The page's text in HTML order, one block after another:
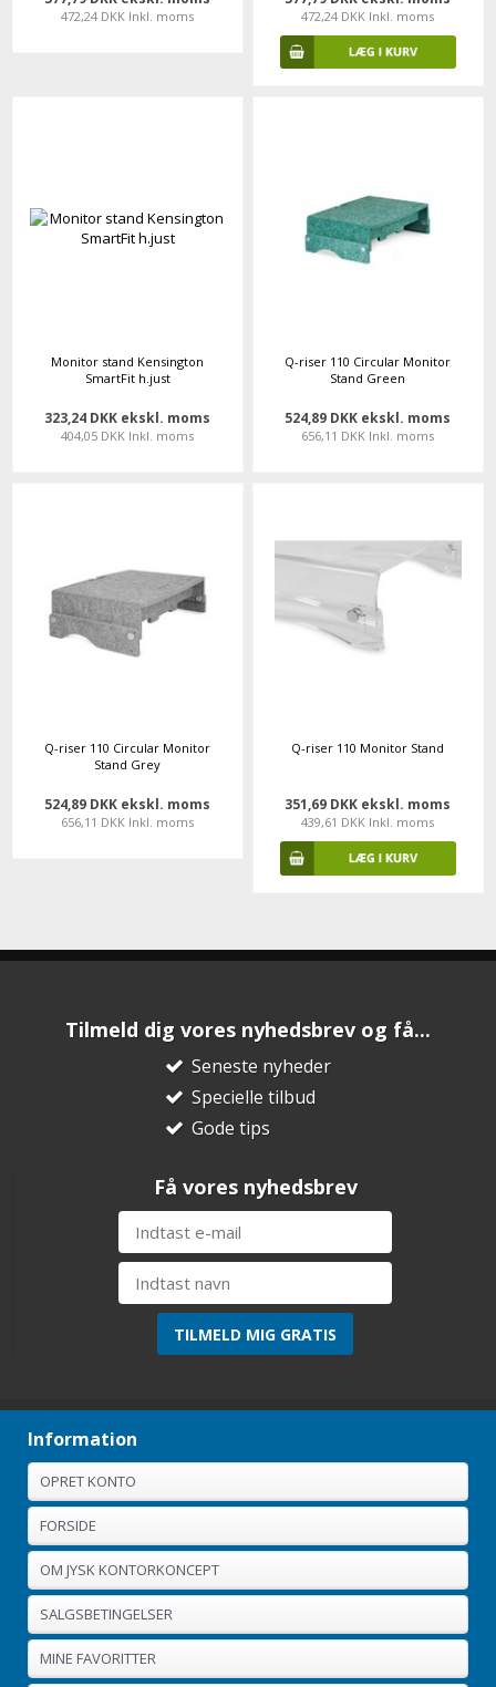
472,24 DKK Inkl. moms 472,24 DKK Inkl. moms
Monitor stand Kensington
SmartFit h.just
323,24 DKK ekskl. moms
404,05 DKK Inkl. moms
Q-riser 110 Circular Monitor
Stand Green
524,89 DKK ekskl. moms
656,11 DKK Inkl. moms
Q-riser 110 Circular Monitor
Stand Grey
524,89 DKK ekskl. moms
656,11 DKK Inkl. moms
Q-riser 110 Monitor Stand
351,69 DKK ekskl. moms
439,61 DKK Inkl. moms
Tilmeld dig vores nyhedsbrev og få...
Seneste nyheder
Specielle tilbud
Gode tips
Få vores nyhedsbrev
Information
OPRET KONTO
FORSIDE
OM JYSK KONTORKONCEPT
SALGSBETINGELSER
MINE FAVORITTER